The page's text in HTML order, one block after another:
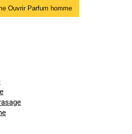
Ouvrir Parfum homme